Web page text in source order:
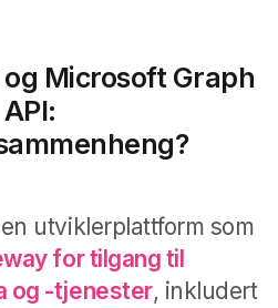
Microsoft Graph
API:
utviklerplattform som
for tilgang til
og -tjenester, inkludert